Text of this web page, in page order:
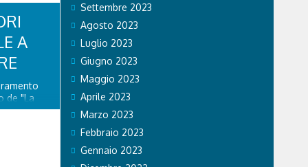
A
de "La
di
della
Settembre 2023
Agosto 2023
Luglio 2023
Giugno 2023
Maggio 2023
Aprile 2023
Marzo 2023
Febbraio 2023
Gennaio 2023